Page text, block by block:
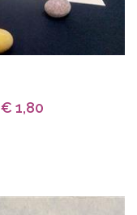
€ 1,80